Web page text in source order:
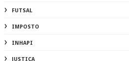
FUTSAL
IMPOSTO
INHAPI
JUSTIÇA